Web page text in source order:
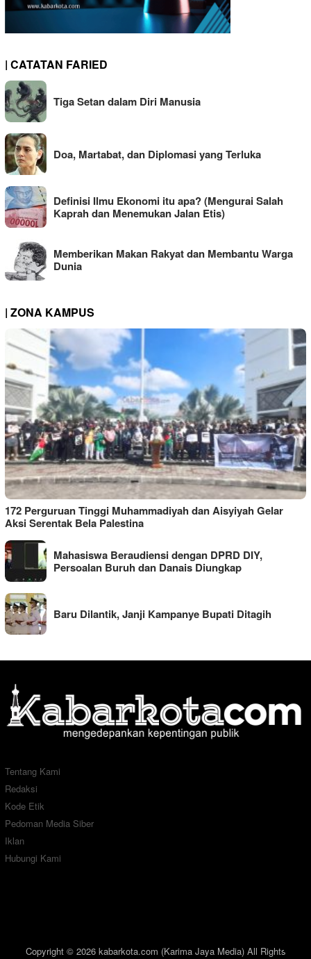
| CATATAN FARIED
Tiga Setan dalam Diri Manusia
Doa, Martabat, dan Diplomasi yang Terluka
Definisi Ilmu Ekonomi itu apa? (Mengurai Salah
Kaprah dan Menemukan Jalan Etis)
Memberikan Makan Rakyat dan Membantu Warga
Dunia
| ZONA KAMPUS
172 Perguruan Tinggi Muhammadiyah dan Aisyiyah Gelar
Aksi Serentak Bela Palestina
Mahasiswa Beraudiensi dengan DPRD DIY,
Persoalan Buruh dan Danais Diungkap
Baru Dilantik, Janji Kampanye Bupati Ditagih
Tentang Kami
Redaksi
Kode Etik
Pedoman Media Siber
Iklan
Hubungi Kami
Copyright © 2026 kabarkota.com (Karima Jaya Media) All Rights